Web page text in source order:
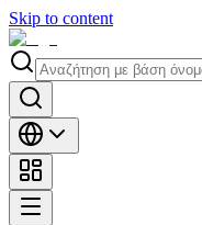
Skip to content